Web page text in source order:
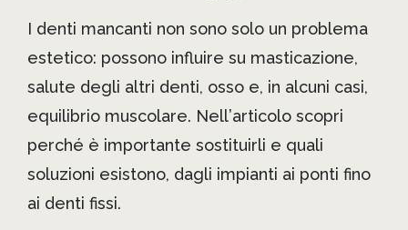
I denti mancanti non sono solo un problema
estetico: possono influire su masticazione,
salute degli altri denti, osso e, in alcuni casi,
equilibrio muscolare. Nell’articolo scopri
perché è importante sostituirli e quali
soluzioni esistono, dagli impianti ai ponti fino
ai denti fissi.